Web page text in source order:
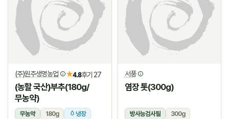
(주)원주생명농업 ★4.8후기 27
(농할 국산)부추(180g/
무농약)
무농약 180g 냉장
서풍
염장 톳(300g)
방사능검사필
300g